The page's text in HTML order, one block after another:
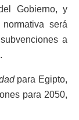
Gobierno, y
será
a
para Egipto,
para 2050,